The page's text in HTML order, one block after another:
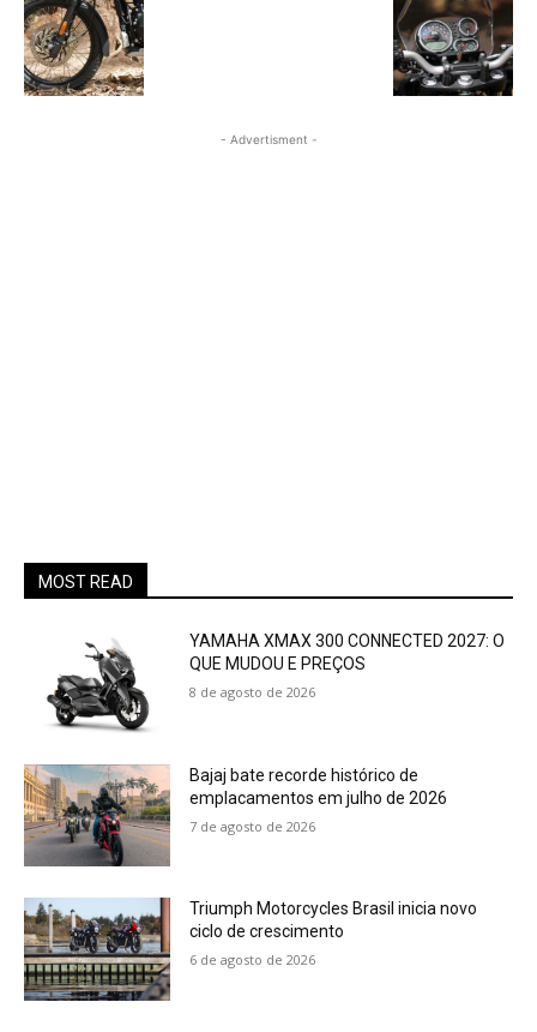
- Advertisment -
MOST READ
YAMAHA XMAX 300 CONNECTED 2027: O
QUE MUDOU E PREÇOS
8 de agosto de 2026
Bajaj bate recorde histórico de
emplacamentos em julho de 2026
7 de agosto de 2026
Triumph Motorcycles Brasil inicia novo
ciclo de crescimento
6 de agosto de 2026